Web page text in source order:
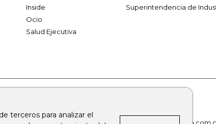
terceros para analizar el
Inside
Ocio
Salud Ejecutiva
Superintendencia de
bolsaencolombia.com